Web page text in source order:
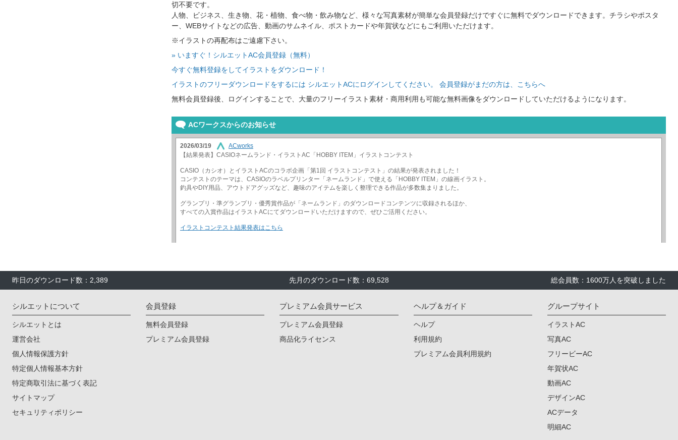
切不要です。
人物、ビジネス、生き物、花・植物、食べ物・飲み物など、様々な写真素材が簡単な会員登録だけですぐに無料でダウンロードできます。チラシやポスタ
ー、WEBサイトなどの広告、動画のサムネイル、ポストカードや年賀状などにもご利用いただけます。
※イラストの再配布はご遠慮下さい。
» いますぐ！シルエットAC会員登録（無料）
今すぐ無料登録をしてイラストをダウンロード！
イラストのフリーダウンロードをするには シルエットACにログインしてください。 会員登録がまだの方は、こちらへ
無料会員登録後、ログインすることで、大量のフリーイラスト素材・商用利用も可能な無料画像をダウンロードしていただけるようになります。
昨日のダウンロード数：2,389 先月のダウンロード数：69,528 総会員数：1600万人を突破しました
シルエットについて
シルエットとは
運営会社
個人情報保護方針
特定個人情報基本方針
特定商取引法に基づく表記
サイトマップ
セキュリティポリシー
会員登録
無料会員登録
プレミアム会員登録
プレミアム会員サービス
プレミアム会員登録
商品化ライセンス
ヘルプ＆ガイド
ヘルプ
利用規約
プレミアム会員利用規約
グループサイト
イラストAC
写真AC
フリービーAC
年賀状AC
動画AC
デザインAC
ACデータ
明細AC